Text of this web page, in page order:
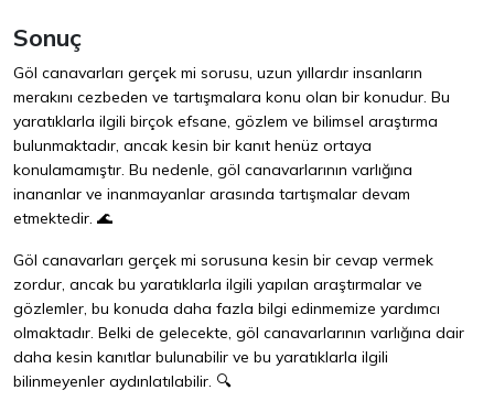
Sonuç
Göl canavarları gerçek mi sorusu, uzun yıllardır insanların
merakını cezbeden ve tartışmalara konu olan bir konudur. Bu
yaratıklarla ilgili birçok efsane, gözlem ve bilimsel araştırma
bulunmaktadır, ancak kesin bir kanıt henüz ortaya
konulamamıştır. Bu nedenle, göl canavarlarının varlığına
inananlar ve inanmayanlar arasında tartışmalar devam
etmektedir. 🌊
Göl canavarları gerçek mi sorusuna kesin bir cevap vermek
zordur, ancak bu yaratıklarla ilgili yapılan araştırmalar ve
gözlemler, bu konuda daha fazla bilgi edinmemize yardımcı
olmaktadır. Belki de gelecekte, göl canavarlarının varlığına dair
daha kesin kanıtlar bulunabilir ve bu yaratıklarla ilgili
bilinmeyenler aydınlatılabilir. 🔍